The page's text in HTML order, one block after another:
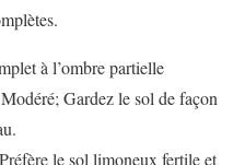
à l’ombre partielle
Modéré; Gardez le sol de façon
Préfère le sol limoneux fertile et